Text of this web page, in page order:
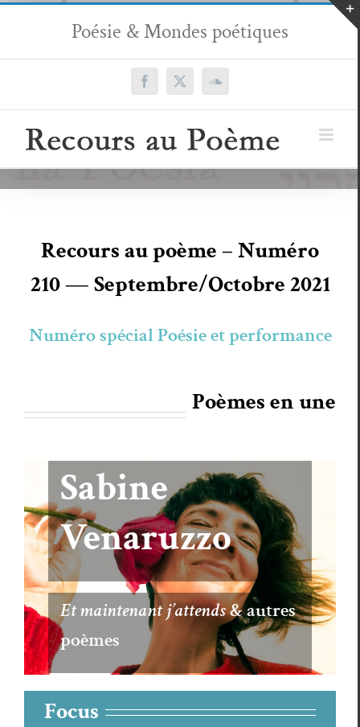
Passer
contenu
Poésie & Mondes poétiques
Facebook
X SoundCloud
Recours au poème – Numéro
210 — Septembre/Octobre 2021
Numéro spécial Poésie et performance
Poèmes en une
Sabine
Venaruzzo
Et maintenant j’attends& autres
poèmes
Focus